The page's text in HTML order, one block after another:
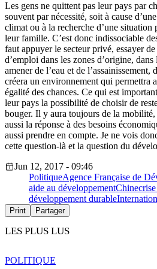
Les gens ne quittent pas leur pays par
souvent par nécessité, soit à cause
climat ou à la recherche d’une
leur famille. C’est donc indissociable
faut appuyer le secteur privé, essayer
d’emploi dans les zones d’origine,
amener de l’eau et de l’assainissement,
créera un environnement qui permettra
égalité des chances. Ce qui est
leur pays la possibilité de choisir de
bouger. Il y aura toujours de la mobilité,
aussi la réponse à des besoins
aussi prendre en compte. Je ne vois
cette question-là et la question du
Jun 12, 2017 - 09:46
PolitiqueAgence Française de
aide au développementChine
développement durable
Print Partager
LES PLUS LUS
POLITIQUE